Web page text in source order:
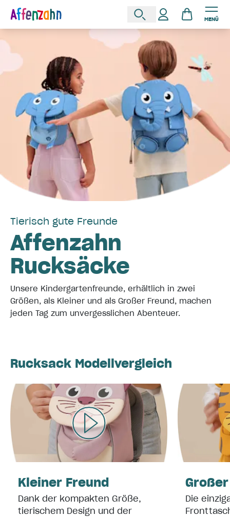
MENÜ
Tierisch gute Freunde
Affenzahn
Rucksäcke
Unsere Kindergartenfreunde, erhältlich in zwei
Größen, als Kleiner und als Großer Freund, machen
jeden Tag zum unvergesslichen Abenteuer.
Rucksack Modellvergleich
Kleiner Freund
Dank der kompakten Größe,
tierischem Design und der
Die